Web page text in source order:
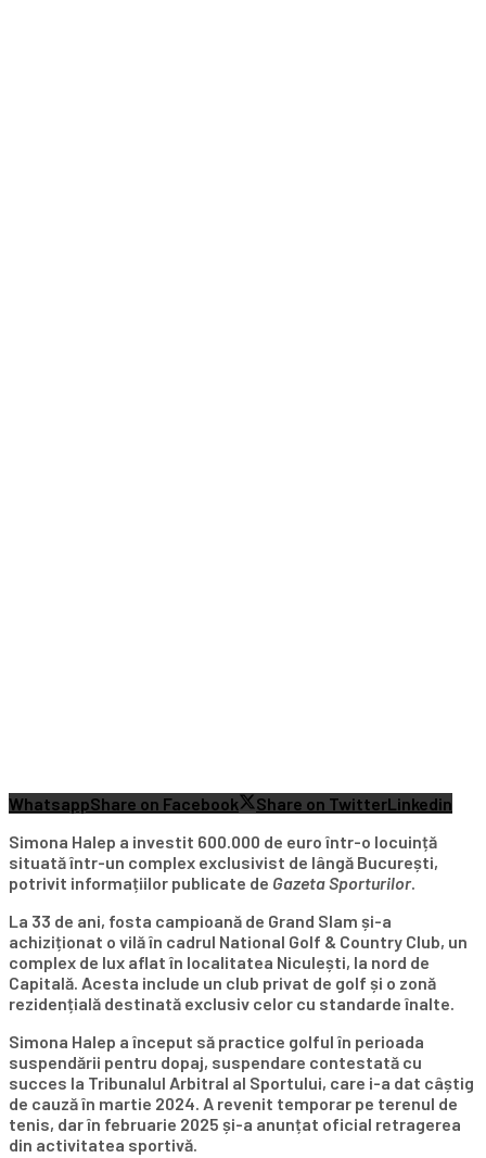
WhatsappShare on Facebook Share on TwitterLinkedin
Simona Halep a investit 600.000 de euro într-o locuință
situată într-un complex exclusivist de lângă București,
potrivit informațiilor publicate de Gazeta Sporturilor.
La 33 de ani, fosta campioană de Grand Slam și-a
achiziționat o vilă în cadrul National Golf & Country Club, un
complex de lux aflat în localitatea Niculești, la nord de
Capitală. Acesta include un club privat de golf și o zonă
rezidențială destinată exclusiv celor cu standarde înalte.
Simona Halep a început să practice golful în perioada
suspendării pentru dopaj, suspendare contestată cu
succes la Tribunalul Arbitral al Sportului, care i-a dat câștig
de cauză în martie 2024. A revenit temporar pe terenul de
tenis, dar în februarie 2025 și-a anunțat oficial retragerea
din activitatea sportivă.